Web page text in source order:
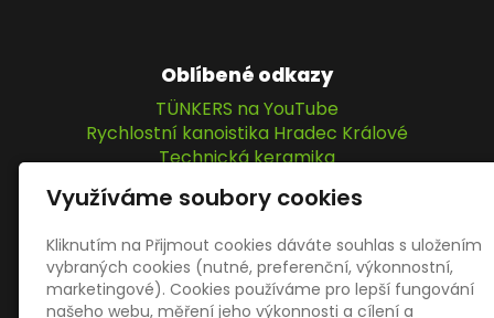
Oblíbené odkazy
TÜNKERS na YouTube
Rychlostní kanoistika Hradec Králové
Technická keramika
KOPTA, s.r.o.
Sociální sítě
Využíváme soubory cookies
Kliknutím na Přijmout cookies dáváte souhlas s uložením
vybraných cookies (nutné, preferenční, výkonnostní,
marketingové). Cookies používáme pro lepší fungování
našeho webu, měření jeho výkonnosti a cílení a